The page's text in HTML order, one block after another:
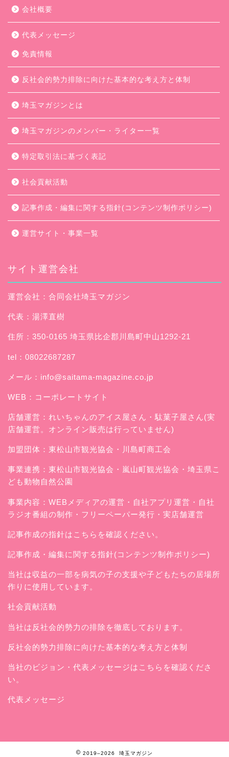
会社概要
代表メッセージ
免責情報
反社会的勢力排除に向けた基本的な考え方と体制
埼玉マガジンとは
埼玉マガジンのメンバー・ライター一覧
特定取引法に基づく表記
社会貢献活動
記事作成・編集に関する指針(コンテンツ制作ポリシー)
運営サイト・事業一覧
サイト運営会社
運営会社：合同会社埼玉マガジン
代表：湯澤直樹
住所：350-0165 埼玉県比企郡川島町中山1292-21
tel：08022687287
メール： info@saitama-magazine.co.jp
WEB： コーポレートサイト
店舗運営： れいちゃんのアイス屋さん ・駄菓子屋さん(実
店舗運営。オンライン販売は行っていません)
加盟団体：東松山市観光協会・川島町商工会
事業連携：東松山市観光協会・嵐山町観光協会・埼玉県こ
ども動物自然公園
事業内容：WEBメディアの運営・自社アプリ運営・自社
ラジオ番組の制作・フリーペーパー発行・実店舗運営
記事作成の指針はこちらを確認ください。
記事作成・編集に関する指針(コンテンツ制作ポリシー)
当社は収益の一部を病気の子の支援や子どもたちの居場所
作りに使用しています。
社会貢献活動
当社は反社会的勢力の排除を徹底しております。
反社会的勢力排除に向けた基本的な考え方と体制
当社のビジョン・代表メッセージはこちらを確認くださ
い。
代表メッセージ
2019–2026 埼玉マガジン